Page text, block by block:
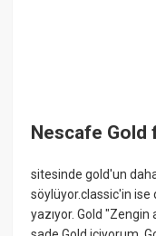
Nescafe Gold
sitesinde gold'un
söylüyor.classic'in ise
yazıyor. Gold